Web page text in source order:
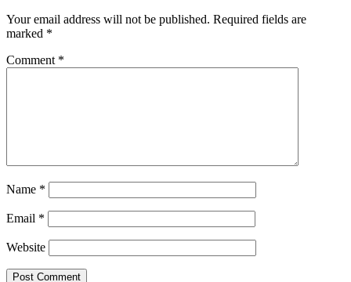
Your email address will not be published. Required fields are
marked *
Comment *
Name *
Email *
Website